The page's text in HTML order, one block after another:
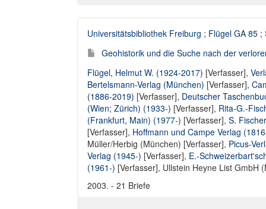
Universitätsbibliothek Freiburg ; Flügel GA 85 ;
Geohistorik und die Suche nach der
Flügel, Helmut W. (1924-2017) [Verfasser],
Bertelsmann-Verlag (München) [Verfasser],
(1886-2019) [Verfasser], Deutscher
(Wien; Zürich) (1933-) [Verfasser], Rita-G.-
(Frankfurt, Main) (1977-) [Verfasser], S.
[Verfasser], Hoffmann und Campe Verlag
Müller/Herbig (München) [Verfasser], Picus-
Verlag (1945-) [Verfasser], E.-
(1961-) [Verfasser], Ullstein Heyne List GmbH
2003. - 21 Briefe